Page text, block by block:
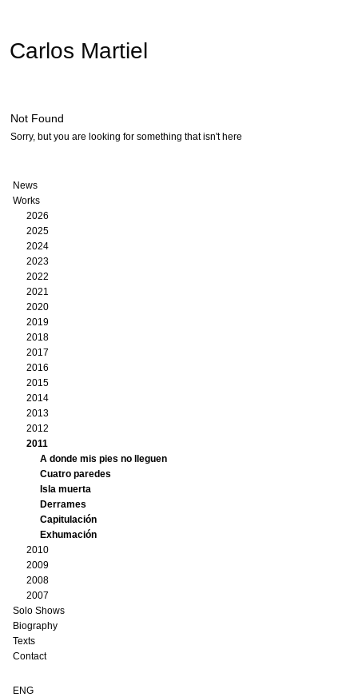
Carlos Martiel
Not Found
Sorry, but you are looking for something that isn't here
News
Works
2026
2025
2024
2023
2022
2021
2020
2019
2018
2017
2016
2015
2014
2013
2012
2011
A donde mis pies no lleguen
Cuatro paredes
Isla muerta
Derrames
Capitulación
Exhumación
2010
2009
2008
2007
Solo Shows
Biography
Texts
Contact
ENG